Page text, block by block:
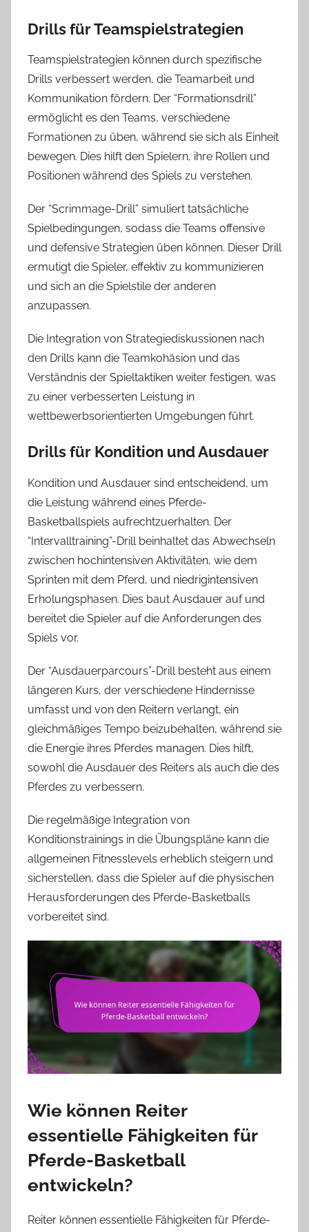
Drills für Teamspielstrategien
Teamspielstrategien können durch spezifische
Drills verbessert werden, die Teamarbeit und
Kommunikation fördern. Der “Formationsdrill”
ermöglicht es den Teams, verschiedene
Formationen zu üben, während sie sich als Einheit
bewegen. Dies hilft den Spielern, ihre Rollen und
Positionen während des Spiels zu verstehen.
Der “Scrimmage-Drill” simuliert tatsächliche
Spielbedingungen, sodass die Teams offensive
und defensive Strategien üben können. Dieser Drill
ermutigt die Spieler, effektiv zu kommunizieren
und sich an die Spielstile der anderen
anzupassen.
Die Integration von Strategiediskussionen nach
den Drills kann die Teamkohäsion und das
Verständnis der Spieltaktiken weiter festigen, was
zu einer verbesserten Leistung in
wettbewerbsorientierten Umgebungen führt.
Drills für Kondition und Ausdauer
Kondition und Ausdauer sind entscheidend, um
die Leistung während eines Pferde-
Basketballspiels aufrechtzuerhalten. Der
“Intervalltraining”-Drill beinhaltet das Abwechseln
zwischen hochintensiven Aktivitäten, wie dem
Sprinten mit dem Pferd, und niedrigintensiven
Erholungsphasen. Dies baut Ausdauer auf und
bereitet die Spieler auf die Anforderungen des
Spiels vor.
Der “Ausdauerparcours”-Drill besteht aus einem
längeren Kurs, der verschiedene Hindernisse
umfasst und von den Reitern verlangt, ein
gleichmäßiges Tempo beizubehalten, während sie
die Energie ihres Pferdes managen. Dies hilft,
sowohl die Ausdauer des Reiters als auch die des
Pferdes zu verbessern.
Die regelmäßige Integration von
Konditionstrainings in die Übungspläne kann die
allgemeinen Fitnesslevels erheblich steigern und
sicherstellen, dass die Spieler auf die physischen
Herausforderungen des Pferde-Basketballs
vorbereitet sind.
Wie können Reiter
essentielle Fähigkeiten für
Pferde-Basketball
entwickeln?
Reiter können essentielle Fähigkeiten für Pferde-